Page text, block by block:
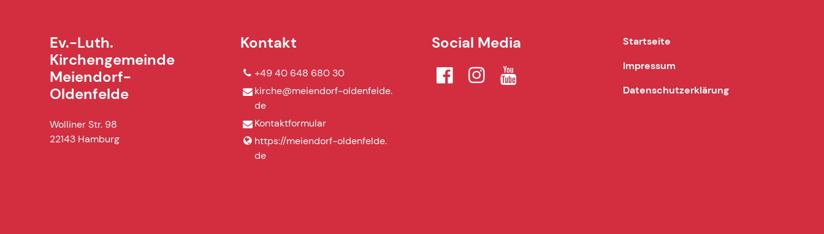
Ev.-Luth.
Kirchengemeinde
Meiendorf-
Oldenfelde
Wolliner Str. 98
22143 Hamburg
Kontakt
+49 40 648 680 30
kirche@​meiendorf-oldenfelde.​
de
Kontaktformular
https://meiendorf-oldenfelde.​
de
Social Media
Startseite
Impressum
Datenschutzerklärung